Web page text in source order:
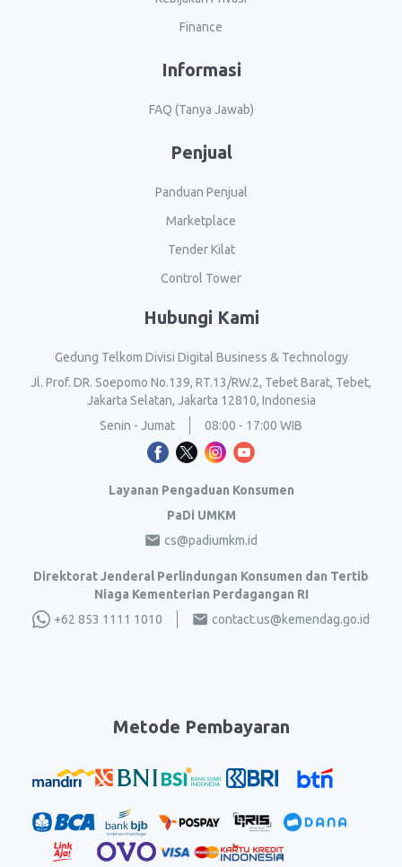
Finance
Informasi
FAQ (Tanya Jawab)
Penjual
Panduan Penjual
Marketplace
Tender Kilat
Control Tower
Hubungi Kami
Gedung Telkom Divisi Digital Business & Technology
Jl. Prof. DR. Soepomo No.139, RT.13/RW.2, Tebet Barat, Tebet,
Jakarta Selatan, Jakarta 12810, Indonesia
Senin - Jumat
08:00 - 17:00 WIB
Layanan Pengaduan Konsumen
PaDi UMKM
cs@padiumkm.id
Direktorat Jenderal Perlindungan Konsumen dan Tertib
Niaga Kementerian Perdagangan RI
+62 853 1111 1010
contact.us@kemendag.go.id
Metode Pembayaran